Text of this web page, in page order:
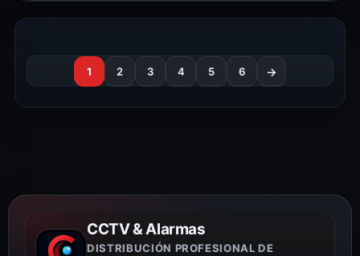
1 2 3 4 5 6 →
CCTV & Alarmas
DISTRIBUCIÓN PROFESIONAL DE